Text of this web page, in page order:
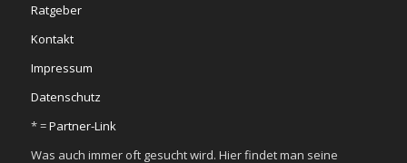
Ratgeber
Kontakt
Impressum
Datenschutz
* =Partner-Link
Was auch immer oft gesucht wird. Hier findet man seine